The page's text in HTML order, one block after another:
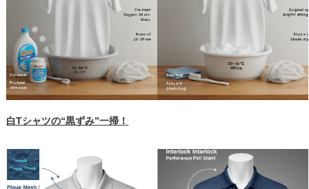
白Tシャツの“黒ずみ”一掃！